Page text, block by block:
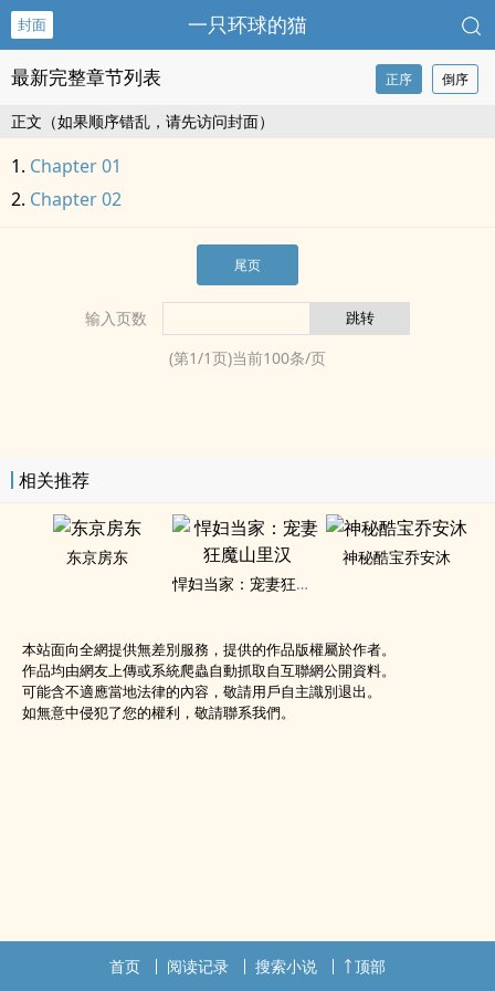
封面 一只环球的猫
最新完整章节列表 正序 倒序
正文（如果顺序错乱，请先访问封面）
Chapter 01
Chapter 02
尾页
输入页数
(第1/1页)当前100条/页
相关推荐
东京房东
悍妇当家：宠妻狂魔山里汉
神秘酷宝乔安沐
本站面向全網提供無差別服務，提供的作品版權屬於作者。
作品均由網友上傳或系統爬蟲自動抓取自互聯網公開資料。
可能含不適應當地法律的內容，敬請用戶自主識別退出。
如無意中侵犯了您的權利，敬請聯系我們。
首页 阅读记录 搜索小说 顶部